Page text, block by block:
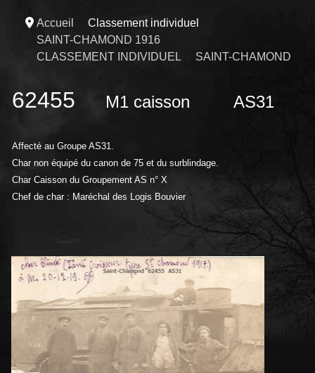
Accueil
Classement individuel
SAINT-CHAMOND 1916
CLASSEMENT INDIVIDUEL
SAINT-CHAMOND
62455 M1 caisson AS31
Affecté au Groupe AS31.
Char non équipé du canon de 75 et du surblindage.
Char Caisson du Groupement AS n° X
Chef de char : Maréchal des Logis Bouvier